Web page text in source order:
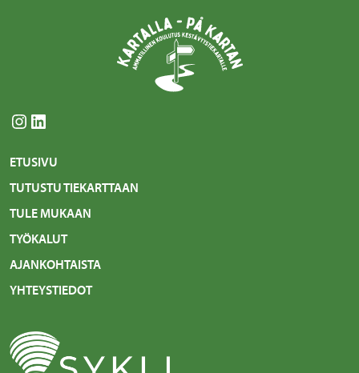
Instagram LinkedIn
ETUSIVU
TUTUSTU TIEKARTTAAN
TULE MUKAAN
TYÖKALUT
AJANKOHTAISTA
YHTEYSTIEDOT